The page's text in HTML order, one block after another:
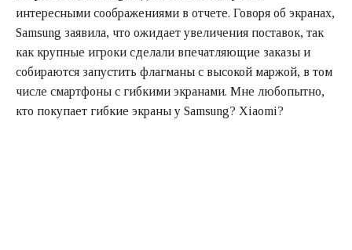
интересными соображениями в отчете. Говоря об экранах,
Samsung заявила, что ожидает увеличения поставок, так
как крупные игроки сделали впечатляющие заказы и
собираются запустить флагманы с высокой маржой, в том
числе смартфоны с гибкими экранами. Мне любопытно,
кто покупает гибкие экраны у Samsung? Xiaomi?